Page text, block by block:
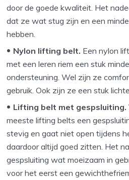
door de goede kwaliteit. Het
dat ze wat stug zijn en een
hebben.
Nylon lifting belt. Een nylon
met een leren riem een stuk
ondersteuning. Wel zijn ze
gebruik. Ook zijn ze een stuk
Lifting belt met gespsluiting.
meeste lifting belts een
stevig en gaat niet open tijdens
daardoor altijd goed zitten. Het
gespsluiting wat moeizaam in
voor het eerst een